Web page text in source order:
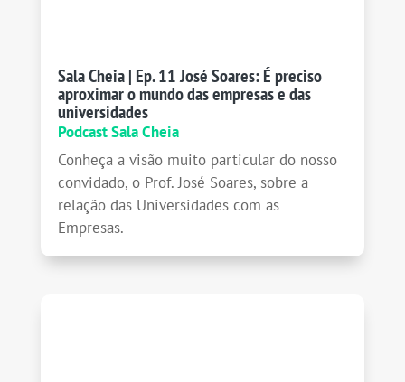
Sala Cheia | Ep. 11 José Soares: É preciso
aproximar o mundo das empresas e das
universidades
Podcast Sala Cheia
Conheça a visão muito particular do nosso
convidado, o Prof. José Soares, sobre a
relação das Universidades com as
Empresas.